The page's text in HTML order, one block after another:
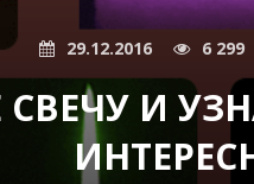
29.12.2016 6 299
И